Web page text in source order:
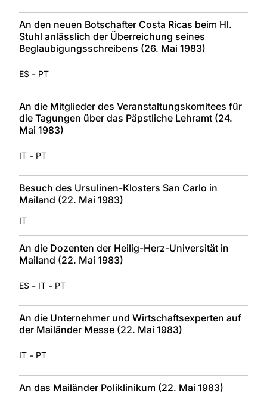
An den neuen Botschafter Costa Ricas beim Hl.
Stuhl anlässlich der Überreichung seines
Beglaubigungsschreibens (26. Mai 1983)
ES - PT
An die Mitglieder des Veranstaltungskomitees für
die Tagungen über das Päpstliche Lehramt (24.
Mai 1983)
IT - PT
Besuch des Ursulinen-Klosters San Carlo in
Mailand (22. Mai 1983)
IT
An die Dozenten der Heilig-Herz-Universität in
Mailand (22. Mai 1983)
ES - IT - PT
An die Unternehmer und Wirtschaftsexperten auf
der Mailänder Messe (22. Mai 1983)
IT - PT
An das Mailänder Poliklinikum (22. Mai 1983)